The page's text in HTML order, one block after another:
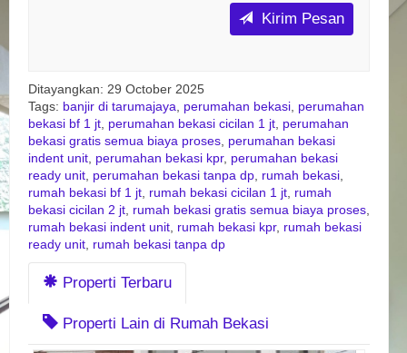
Kirim Pesan
Ditayangkan: 29 October 2025
Tags: banjir di tarumajaya, perumahan bekasi, perumahan
bekasi bf 1 jt, perumahan bekasi cicilan 1 jt, perumahan
bekasi gratis semua biaya proses, perumahan bekasi
indent unit, perumahan bekasi kpr, perumahan bekasi
ready unit, perumahan bekasi tanpa dp, rumah bekasi,
rumah bekasi bf 1 jt, rumah bekasi cicilan 1 jt, rumah
bekasi cicilan 2 jt, rumah bekasi gratis semua biaya proses,
rumah bekasi indent unit, rumah bekasi kpr, rumah bekasi
ready unit, rumah bekasi tanpa dp
Properti Terbaru
Properti Lain di Rumah Bekasi